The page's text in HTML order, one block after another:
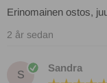
Erinomainen ostos,
2 år sedan
S
Sandra